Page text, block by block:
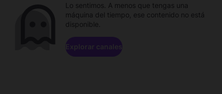
Lo sentimos. A menos que tengas una
máquina del tiempo, ese contenido no está
disponible.
Explorar canales